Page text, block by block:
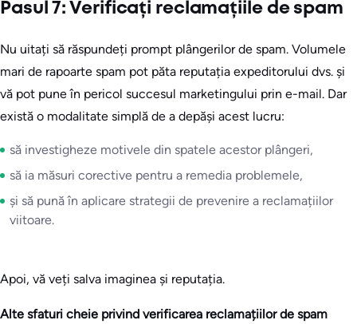
Pasul 7: Verificați reclamațiile de spam
Nu uitați să răspundeți prompt plângerilor de spam. Volumele
mari de rapoarte spam pot păta reputația expeditorului dvs. și
vă pot pune în pericol succesul marketingului prin e-mail. Dar
există o modalitate simplă de a depăși acest lucru:
să investigheze motivele din spatele acestor plângeri,
să ia măsuri corective pentru a remedia problemele,
și să pună în aplicare strategii de prevenire a reclamațiilor
viitoare.
Apoi, vă veți salva imaginea și reputația.
Alte sfaturi cheie privind verificarea reclamațiilor de spam